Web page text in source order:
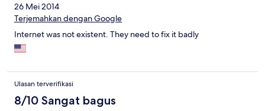
26 Mei 2014
Terjemahkan dengan Google
Internet was not existent. They need to fix it badly
Ulasan terverifikasi
8/10 Sangat bagus